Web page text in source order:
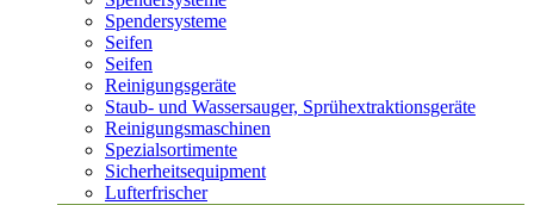
Spendersysteme
Seifen
Seifen
Reinigungsgeräte
Staub- und Wassersauger, Sprühextraktionsgeräte
Reinigungsmaschinen
Spezialsortimente
Sicherheitsequipment
Lufterfrischer